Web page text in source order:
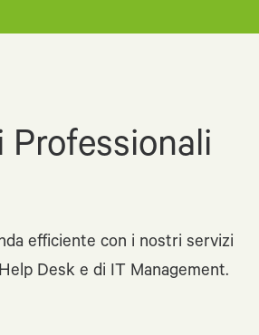
Professionali
efficiente con i nostri servizi
Desk e di IT Management.